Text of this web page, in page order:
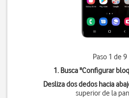
Paso 1 de 9
1. Busca "Configurar
Desliza dos dedos hacia
superior de la